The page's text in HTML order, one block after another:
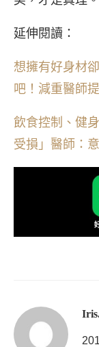
延伸閱讀：
想擁有好身材
吧！減重醫師
飲食控制、健
受損」醫師：